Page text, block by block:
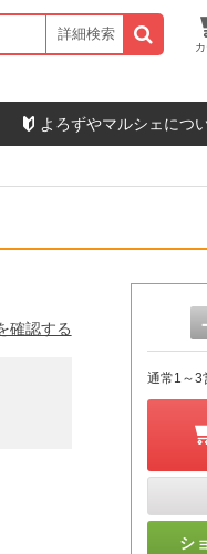
詳細検索
よろずやマルシェにつ
確認する
通常1～3
シ